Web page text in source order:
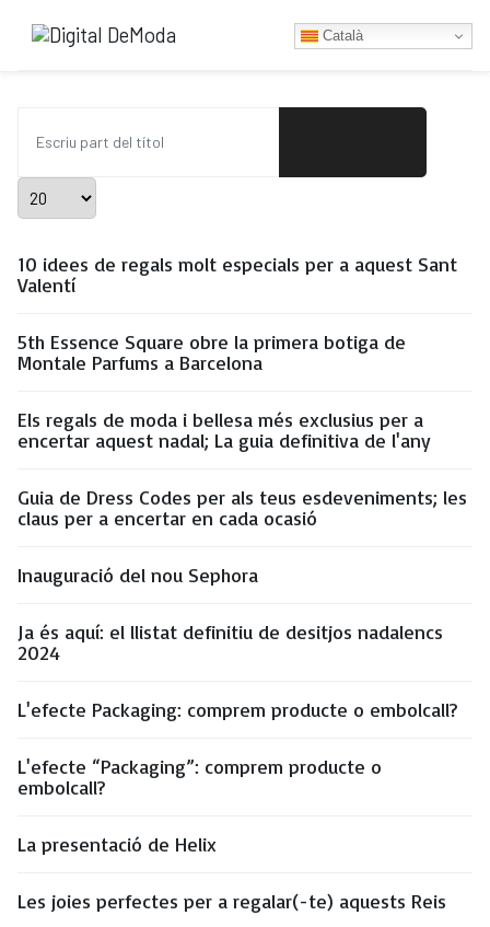
Type 2 or more characters for
Català
Mostrar #
10 idees de regals molt especials per a aquest Sant
Valentí
5th Essence Square obre la primera botiga de
Montale Parfums a Barcelona
Els regals de moda i bellesa més exclusius per a
encertar aquest nadal; La guia definitiva de l'any
Guia de Dress Codes per als teus esdeveniments; les
claus per a encertar en cada ocasió
Inauguració del nou Sephora
Ja és aquí: el llistat definitiu de desitjos nadalencs
2024
L'efecte Packaging: comprem producte o embolcall?
L'efecte “Packaging”: comprem producte o
embolcall?
La presentació de Helix
Les joies perfectes per a regalar(-te) aquests Reis